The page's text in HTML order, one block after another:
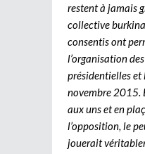
restent à jamais
collective
consentis ont
l’organisation
présidentielles
novembre 2015.
aux uns et en
l’opposition, le
jouerait